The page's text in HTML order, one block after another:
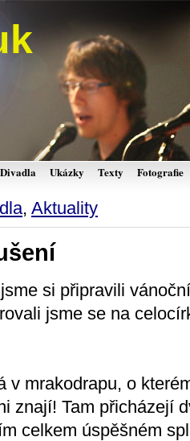
Divadla Ukázky Texty Fotografie
, Aktuality
si připravili
jsme se na
v mrakodrapu, o
znají! Tam přicházejí
celkem úspěšném